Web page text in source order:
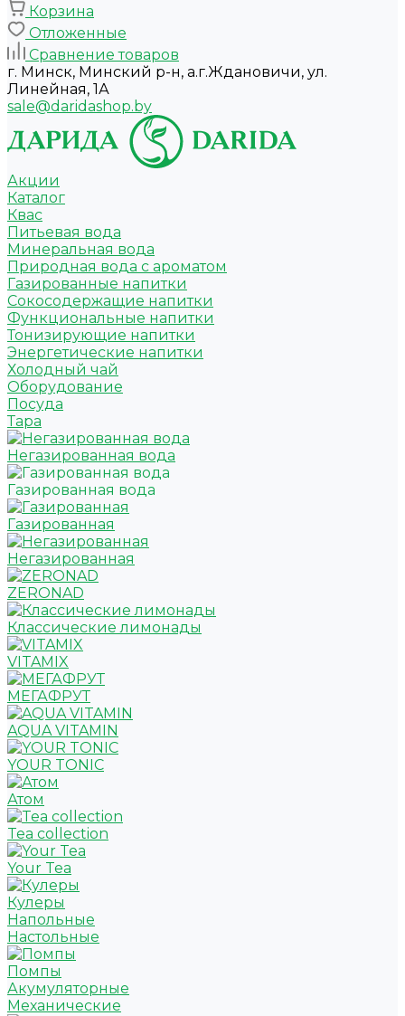
Корзина
Отложенные
Сравнение товаров
г. Минск, Минский р-н, а.г.Ждановичи, ул.
Линейная, 1А
sale@daridashop.by
Акции
Каталог
Квас
Питьевая вода
Минеральная вода
Природная вода с ароматом
Газированные напитки
Сокосодержащие напитки
Функциональные напитки
Тонизирующие напитки
Энергетические напитки
Холодный чай
Оборудование
Посуда
Тара
Негазированная вода
Газированная вода
Газированная
Негазированная
ZERONAD
Классические лимонады
VITAMIX
МЕГАФРУТ
AQUA VITAMIN
YOUR TONIC
Атом
Tea collection
Your Tea
Кулеры
Напольные
Настольные
Помпы
Акумуляторные
Механические